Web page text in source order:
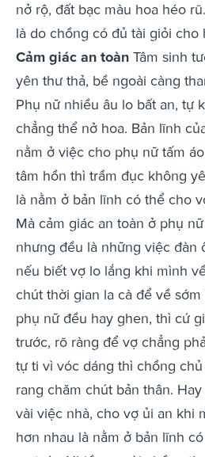
nở rộ, đất bạc màu hoa héo
là do chồng có đủ tài giỏi cho
Cảm giác an toàn Tâm sinh
yên thư thả, bề ngoài càng
Phụ nữ nhiều âu lo bất an, tự
chẳng thể nở hoa. Bản lĩnh
nằm ở việc cho phụ nữ tấm
tâm hồn thì trầm đục không
là nằm ở bản lĩnh có thể cho
Mà cảm giác an toàn ở phụ
nhưng đều là những việc đàn
nếu biết vợ lo lắng khi mình
chút thời gian la cà để về
phụ nữ đều hay ghen, thì cứ
trước, rõ ràng để vợ chẳng
tự ti vì vóc dáng thì chồng
rang chăm chút bản thân.
vài việc nhà, cho vợ ủi an khi
hơn nhau là nằm ở bản lĩnh